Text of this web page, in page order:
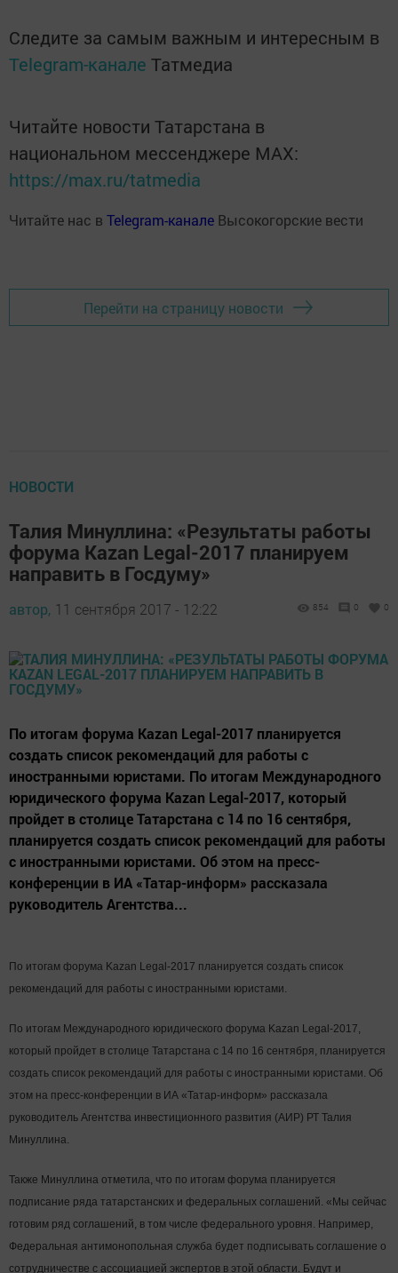
Следите за самым важным и интересным в
Telegram-канале Татмедиа
Читайте новости Татарстана в
национальном мессенджере MАХ:
https://max.ru/tatmedia
Читайте нас в Telegram-канале Высокогорские вести
Перейти на страницу новости
НОВОСТИ
Талия Минуллина: «Результаты работы
форума Kazan Legal-2017 планируем
направить в Госдуму»
автор, 11 сентября 2017 - 12:22 854 0 0
По итогам форума Kazan Legal-2017 планируется
создать список рекомендаций для работы с
иностранными юристами. По итогам Международного
юридического форума Kazan Legal-2017, который
пройдет в столице Татарстана с 14 по 16 сентября,
планируется создать список рекомендаций для работы
с иностранными юристами. Об этом на пресс-
конференции в ИА «Татар-информ» рассказала
руководитель Агентства...
По итогам форума Kazan Legal-2017 планируется создать список
рекомендаций для работы с иностранными юристами.
По итогам Международного юридического форума Kazan Legal-2017,
который пройдет в столице Татарстана с 14 по 16 сентября, планируется
создать список рекомендаций для работы с иностранными юристами. Об
этом на пресс-конференции в ИА «Татар-информ» рассказала
руководитель Агентства инвестиционного развития (АИР) РТ Талия
Минуллина.
Также Минуллина отметила, что по итогам форума планируется
подписание ряда татарстанских и федеральных соглашений. «Мы сейчас
готовим ряд соглашений, в том числе федерального уровня. Например,
Федеральная антимонопольная служба будет подписывать соглашение о
сотрудничестве с ассоциацией экспертов в этой области. Будут и